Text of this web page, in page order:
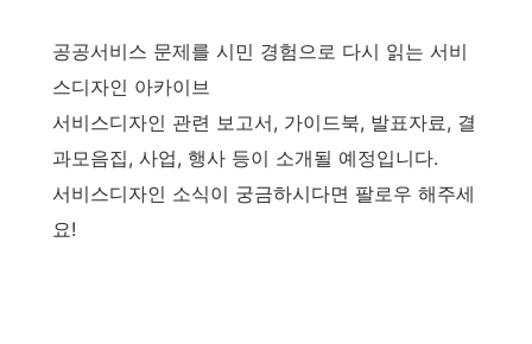
공공서비스 문제를 시민 경험으로 다시 읽는 서비
스디자인 아카이브
서비스디자인 관련 보고서, 가이드북, 발표자료, 결
과모음집, 사업, 행사 등이 소개될 예정입니다.
서비스디자인 소식이 궁금하시다면 팔로우 해주세
요!